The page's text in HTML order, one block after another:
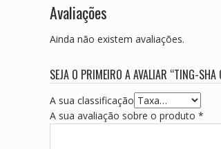
Avaliações
Ainda não existem avaliações.
SEJA O PRIMEIRO A AVALIAR “TING-
A sua classificação
A sua avaliação sobre o produto *